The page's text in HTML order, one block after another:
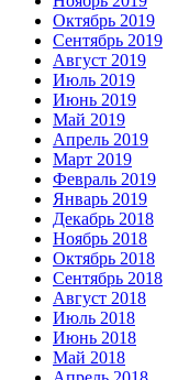
Октябрь 2019
Сентябрь 2019
Август 2019
Июль 2019
Июнь 2019
Май 2019
Апрель 2019
Март 2019
Февраль 2019
Январь 2019
Декабрь 2018
Ноябрь 2018
Октябрь 2018
Сентябрь 2018
Август 2018
Июль 2018
Июнь 2018
Май 2018